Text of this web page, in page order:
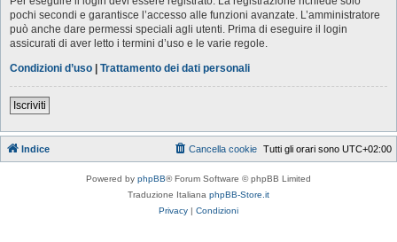
pochi secondi e garantisce l’accesso alle funzioni avanzate. L’amministratore
può anche dare permessi speciali agli utenti. Prima di eseguire il login
assicurati di aver letto i termini d’uso e le varie regole.
Condizioni d’uso | Trattamento dei dati personali
Iscriviti
Indice Tutti gli orari sono UTC+02:00
Cancella cookie
Powered by phpBB® Forum Software © phpBB Limited
Traduzione Italiana phpBB-Store.it
Privacy | Condizioni